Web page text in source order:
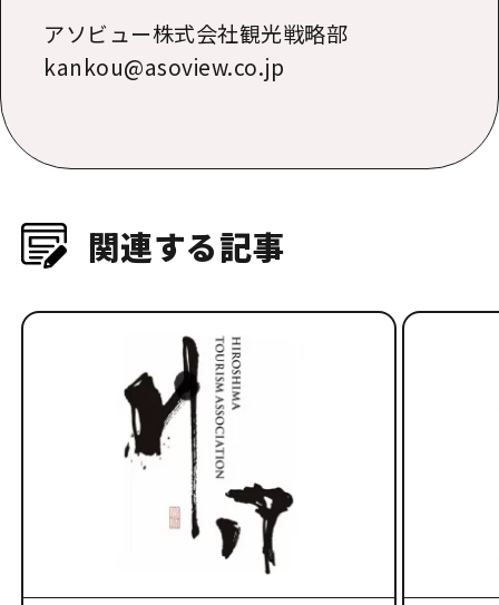
アソビュー株式会社観光戦略部
kankou@asoview.co.jp
関連する記事